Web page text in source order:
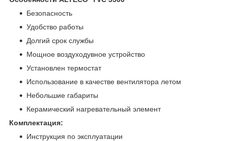
Безопасность
Удобство работы
Долгий срок службы
Мощное воздуходувное устройство
Установлен термостат
Использование в качестве вентилятора летом
Небольшие габариты
Керамический нагревательный элемент
Комплектация:
Инструкция по эксплуатации